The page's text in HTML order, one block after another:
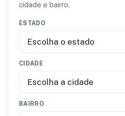
cidade e bairro.
ESTADO
CIDADE
BAIRRO